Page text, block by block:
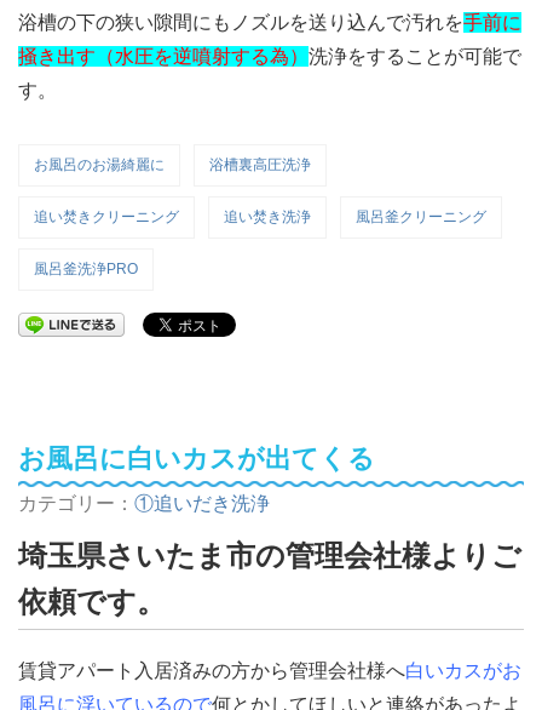
浴槽の下の狭い隙間にもノズルを送り込んで汚れを手前に
掻き出す（水圧を逆噴射する為） 洗浄をすることが可能で
す。
お風呂のお湯綺麗に 浴槽裏高圧洗浄
追い焚きクリーニング 追い焚き洗浄 風呂釜クリーニング
風呂釜洗浄PRO
お風呂に白いカスが出てくる
カテゴリー： ①追いだき洗浄
埼玉県さいたま市の管理会社様よりご
依頼です。
賃貸アパート入居済みの方から管理会社様へ白いカスがお
風呂に浮いているので何とかしてほしいと連絡があったよ